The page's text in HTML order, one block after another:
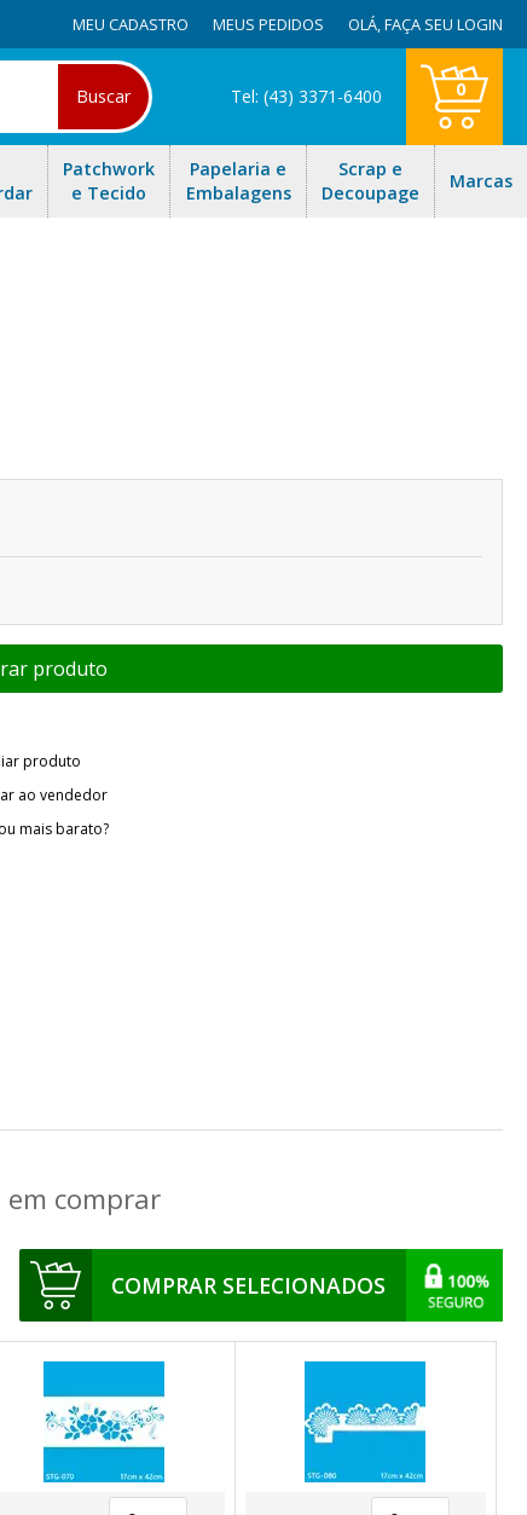
MEU CADASTRO MEUS PEDIDOS OLÁ,FAÇA SEU LOGIN
Buscar Tel: (43) 3371-6400 0
Patchwork
e Tecido
Papelaria e
Embalagens
Scrap e
Decoupage
Marcas
produto
ao vendedor
mais barato?
em comprar
COMPRAR SELECIONADOS